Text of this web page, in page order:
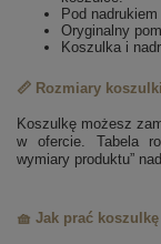
Pod
Oryginalny
Koszulka i
📏 Rozmiary koszulki
Koszulkę możesz
w ofercie. Tabela
wymiary produktu”
🧺 Jak prać